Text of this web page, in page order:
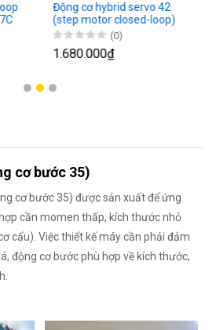
Động cơ hybrid servo 42
(step motor closed-loop)
(0)
1.680.000₫
cơ bước 35)
cơ bước 35) được sản xuất để ứng
cần momen thấp, kích thước nhỏ
cấu). Việc thiết kế máy cần phải đảm
động cơ bước phù hợp về kích thước,